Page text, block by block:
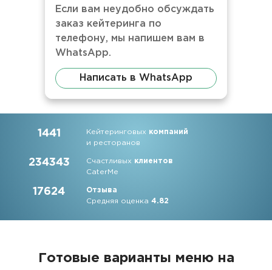
Если вам неудобно обсуждать
заказ кейтеринга по
телефону, мы напишем вам в
WhatsApp.
Написать в WhatsApp
1441 Кейтеринговых компаний
и ресторанов
234343 Счастливых клиентов
CaterMe
17624
Отзыва
Средняя оценка4.82
Готовые варианты меню на